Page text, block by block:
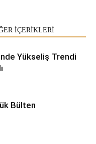
İÇERİKLERİ
Yükseliş Trendi
Bülten